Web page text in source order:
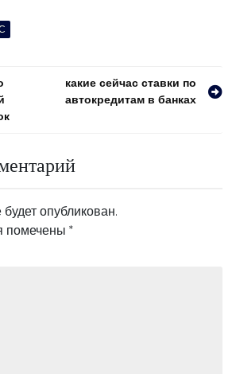
какие сейчас ставки по
автокредитам в банках
опубликован.
помечены *